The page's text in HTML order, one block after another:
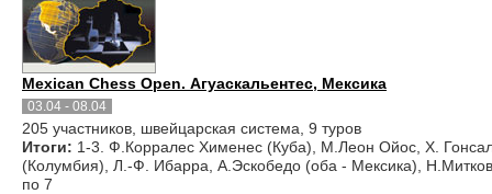
Mexican Chess Open. Агуаскальентес, Мексика
03.04 - 08.04
205 участников, швейцарская система, 9 туров
Итоги: 1-3. Ф.Корралес Хименес (Куба), М.Леон Ойос, Х.
(Колумбия), Л.-Ф. Ибарра, А.Эскобедо (оба - Мексика),
по 7